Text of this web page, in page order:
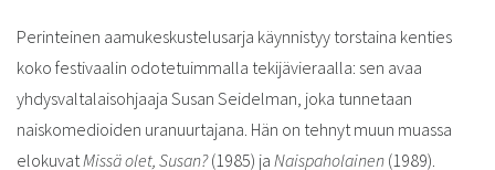
Perinteinen aamukeskustelusarja käynnistyy torstaina kenties
koko festivaalin odotetuimmalla tekijävieraalla: sen avaa
yhdysvaltalaisohjaaja Susan Seidelman, joka tunnetaan
naiskomedioiden uranuurtajana. Hän on tehnyt muun muassa
elokuvat Missä olet, Susan?(1985) ja Naispaholainen (1989).